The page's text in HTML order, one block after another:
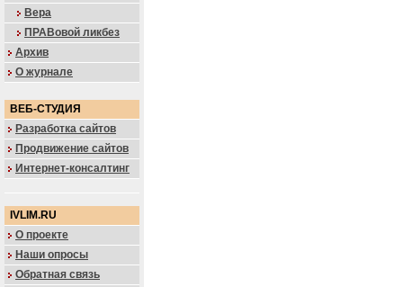
Вера
ПРАВовой ликбез
Архив
О журнале
ВЕБ-СТУДИЯ
Разработка сайтов
Продвижение сайтов
Интернет-консалтинг
IVLIM.RU
О проекте
Наши опросы
Обратная связь